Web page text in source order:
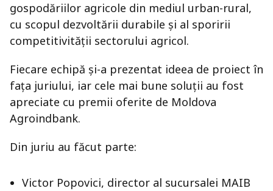
gospodăriilor agricole din mediul urban-rural,
cu scopul dezvoltării durabile și al sporirii
competitivității sectorului agricol.
Fiecare echipă și-a prezentat ideea de proiect în
fața juriului, iar cele mai bune soluții au fost
apreciate cu premii oferite de Moldova
Agroindbank.
Din juriu au făcut parte:
Victor Popovici, director al sucursalei MAIB